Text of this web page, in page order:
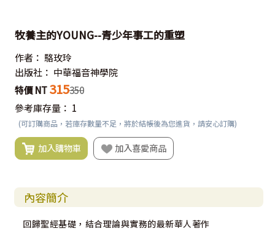
牧養主的YOUNG--青少年事工的重塑
作者： 駱玫玲
出版社： 中華福音神學院
特價 NT 315350
參考庫存量： 1
(可訂購商品，若庫存數量不足，將於結帳後為您進貨，請安心訂購)
加入購物車 加入喜愛商品
內容簡介
回歸聖經基礎，結合理論與實務的最新華人著作